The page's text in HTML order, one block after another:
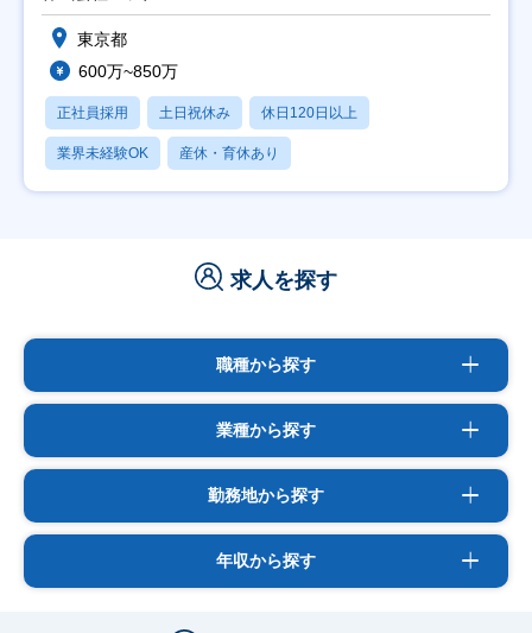
東京都
600万~850万
正社員採用 土日祝休み 休日120日以上
業界未経験OK 産休・育休あり
求人を探す
職種から探す
業種から探す
勤務地から探す
年収から探す